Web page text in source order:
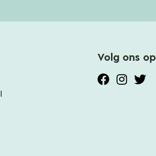
Volg ons op